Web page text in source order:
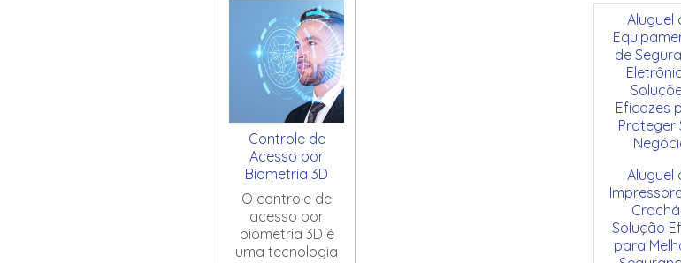
Controle de
Acesso por
Biometria 3D
O controle de
acesso por
biometria 3D é
uma tecnologia
Aluguel
de
Eficazes
Proteger
Aluguel
Solução
para